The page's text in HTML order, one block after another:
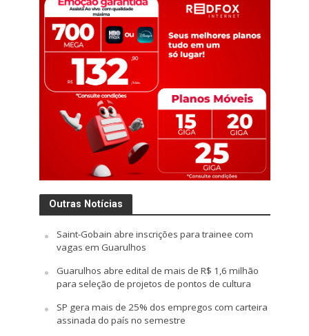
Outras Notícias
Saint-Gobain abre inscrições para trainee com
vagas em Guarulhos
Guarulhos abre edital de mais de R$ 1,6 milhão
para seleção de projetos de pontos de cultura
SP gera mais de 25% dos empregos com carteira
assinada do país no semestre